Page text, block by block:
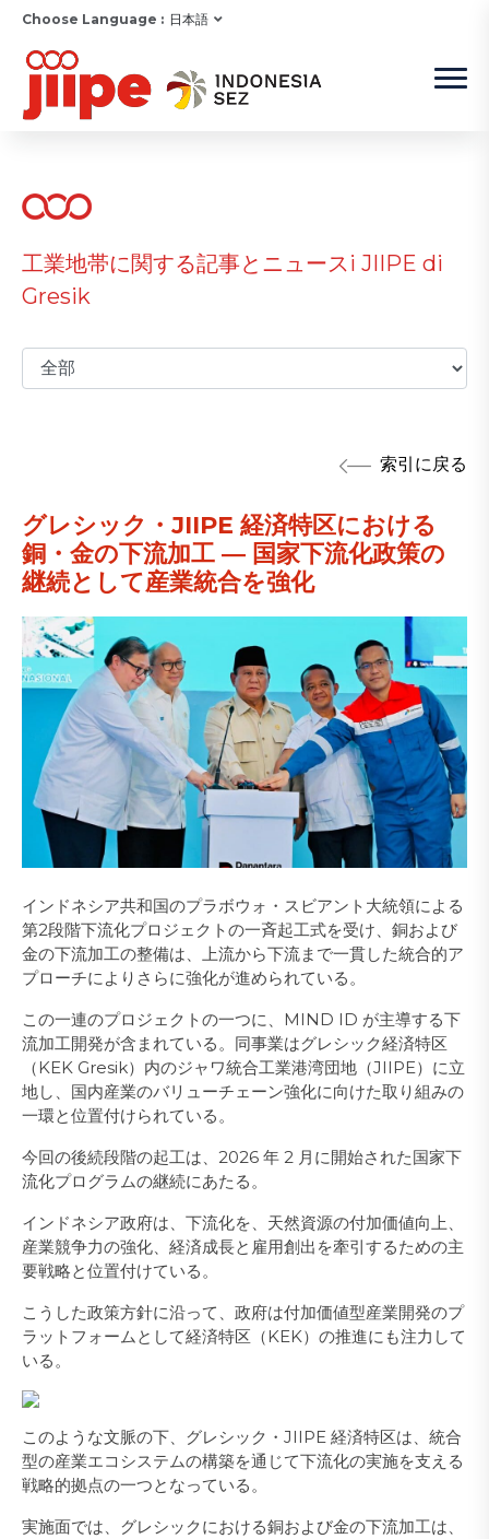
Choose Language : 日本語
工業地帯に関する記事とニュースi JIIPE di
Gresik
索引に戻る
グレシック・JIIPE 経済特区における
銅・金の下流加工 ― 国家下流化政策の
継続として産業統合を強化
インドネシア共和国のプラボウォ・スビアント大統領による
第2段階下流化プロジェクトの一斉起工式を受け、銅および
金の下流加工の整備は、上流から下流まで一貫した統合的ア
プローチによりさらに強化が進められている。
この一連のプロジェクトの一つに、MIND ID が主導する下
流加工開発が含まれている。同事業はグレシック経済特区
（KEK Gresik）内のジャワ統合工業港湾団地（JIIPE）に立
地し、国内産業のバリューチェーン強化に向けた取り組みの
一環と位置付けられている。
今回の後続段階の起工は、2026 年 2 月に開始された国家下
流化プログラムの継続にあたる。
インドネシア政府は、下流化を、天然資源の付加価値向上、
産業競争力の強化、経済成長と雇用創出を牽引するための主
要戦略と位置付けている。
こうした政策方針に沿って、政府は付加価値型産業開発のプ
ラットフォームとして経済特区（KEK）の推進にも注力して
いる。
このような文脈の下、グレシック・JIIPE 経済特区は、統合
型の産業エコシステムの構築を通じて下流化の実施を支える
戦略的拠点の一つとなっている。
実施面では、グレシックにおける銅および金の下流加工は、